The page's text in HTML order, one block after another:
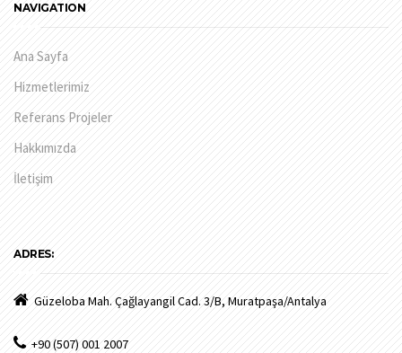
NAVIGATION
Ana Sayfa
Hizmetlerimiz
Referans Projeler
Hakkımızda
İletişim
ADRES:
Güzeloba Mah. Çağlayangil Cad. 3/B, Muratpaşa/Antalya
+90 (507) 001 2007